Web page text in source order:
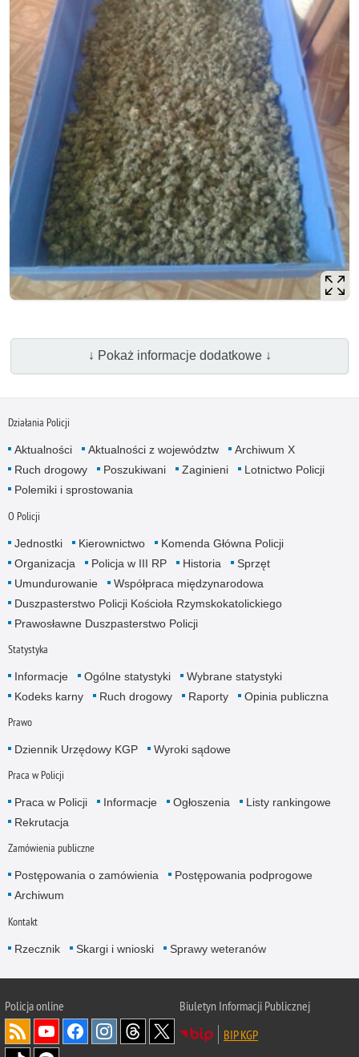
↓ Pokaż informacje dodatkowe ↓
Działania Policji
Aktualności Aktualności z województw
Archiwum X
Ruch drogowy
Poszukiwani Zaginieni
Lotnictwo Policji
Polemiki i sprostowania
O Policji
Jednostki Kierownictwo
Komenda Główna Policji
Organizacja
Policja w III RP Historia
Sprzęt
Umundurowanie
Współpraca międzynarodowa
Duszpasterstwo Policji Kościoła Rzymskokatolickiego
Prawosławne Duszpasterstwo Policji
Statystyka
Informacje Ogólne statystyki
Wybrane statystyki
Kodeks karny
Ruch drogowy Raporty Opinia publiczna
Prawo
Dziennik Urzędowy KGP Wyroki sądowe
Praca w Policji
Praca w Policji Informacje Ogłoszenia
Listy rankingowe
Rekrutacja
Zamówienia publiczne
Postępowania o zamówienia
Postępowania podprogowe
Archiwum
Kontakt
Rzecznik Skargi i wnioski Sprawy weteranów
Policjaonline
Biuletyn Informacji Publicznej
BIP KGP